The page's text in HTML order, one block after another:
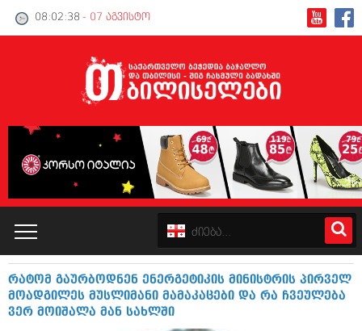
08:02:38 - 07 აგვისტო
კატალოგი
რატომ გაურბოდნენ ენერგეტიკის მინისტრის პირველ
მოადგილეს მუსლიმანი მამაკაცები და რა ჩვეულება
ვერ მოიშალა მან სახლში